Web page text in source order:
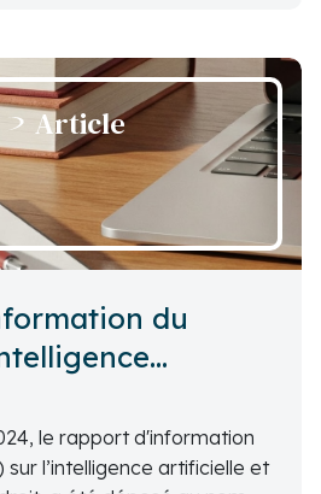
du niveau de la mer,
2025 dans cet article
Article
du
et les
le rapport d'information
sur l’intelligence artificielle et